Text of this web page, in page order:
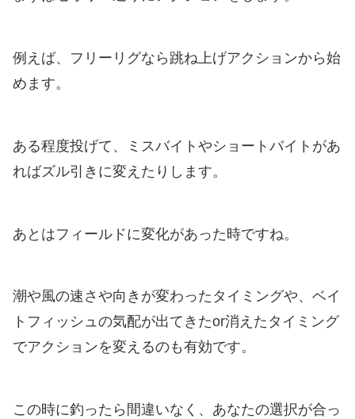
例えば、フリーリグなら跳ね上げアクションから始
めます。
ある程度投げて、ミスバイトやショートバイトがあ
ればズル引きに変えたりします。
あとはフィールドに変化があった時ですね。
潮や風の速さや向きが変わったタイミングや、ベイ
トフィッシュの気配が出てきたor消えたタイミング
でアクションを変えるのも有効です。
この時に釣ったら間違いなく、あなたの選択が合っ